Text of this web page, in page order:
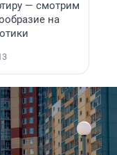
— смотрим
на